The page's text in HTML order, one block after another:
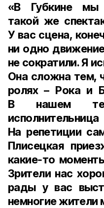
«В Губкине мы
такой же
У вас сцена,
ни одно
не сократили. Я
Она сложна тем,
ролях – Рока и
В нашем
На репетиции
Плисецкая
какие‑то
Зрители нас
рады у вас
немногие жители